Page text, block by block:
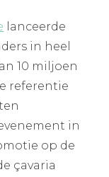
lanceerde
in heel
10 miljoen
referentie
in
op de
çavaria